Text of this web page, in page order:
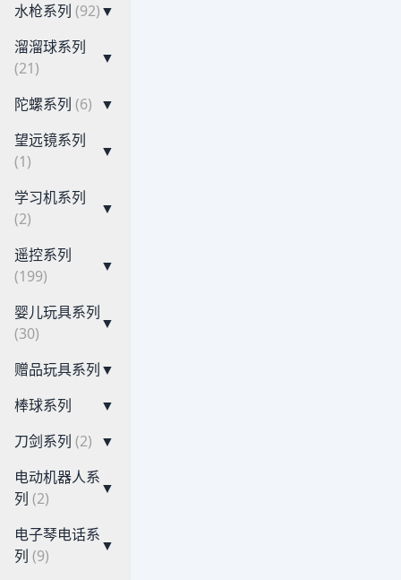
水枪系列 (92)▼
溜溜球系列
(21)
▼
陀螺系列 (6) ▼
望远镜系列
(1)
▼
学习机系列
(2)
▼
遥控系列
(199)
▼
婴儿玩具系列
(30)
▼
赠品玩具系列▼
棒球系列
▼
刀剑系列 (2) ▼
电动机器人系
列 (2)
▼
电子琴电话系
列 (9)
▼